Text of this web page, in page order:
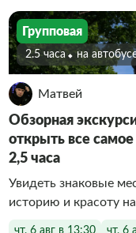
Групповая
2.5 часа На
Матвей
Обзорная
открыть все
2,5 часа
Увидеть знаковые
историю и красоту
чт, 6 авг в 13:30 чт, 6